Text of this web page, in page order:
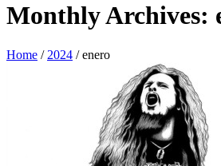
Monthly Archives:
Home / 2024 /enero